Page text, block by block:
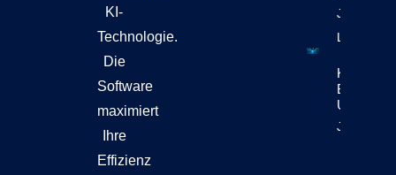
KI-
Technologie.
Die
Software
maximiert
Ihre
Effizienz
Jetzt
Lesen!
KI-
Bewegt
Jetzt